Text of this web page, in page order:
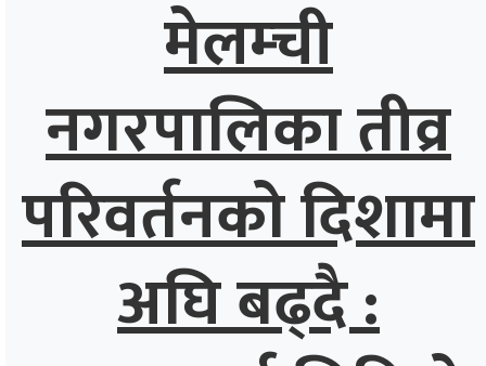
मेलम्ची
नगरपालिका तीव्र
परिवर्तनको दिशामा
अघि बढ्दै :